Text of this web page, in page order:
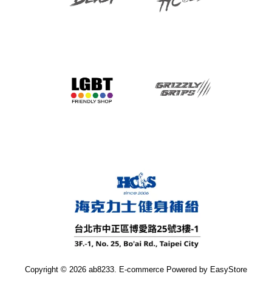
Copyright © 2026 ab8233. E-commerce Powered by EasyStore